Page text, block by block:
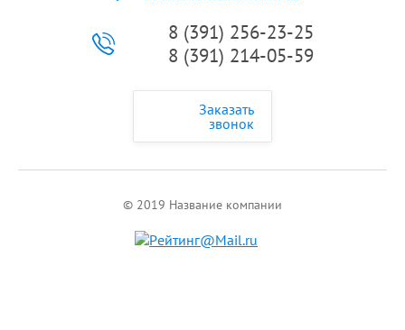
8 (391) 256-23-25
8 (391) 214-05-59
Заказать
звонок
© 2019 Название компании